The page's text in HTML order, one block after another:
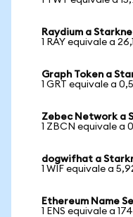
Raydium a
1 RAY equivale a
Graph Token a
1 GRT equivale a
Zebec Network a
1 ZBCN equivale a
dogwifhat a
1 WIF equivale a
Ethereum Name
1 ENS equivale a